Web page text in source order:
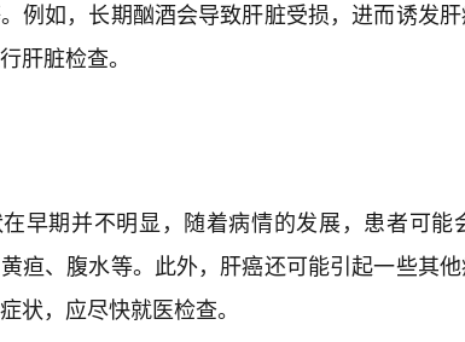
例如，长期酗酒会导致肝脏受损，进而诱发
肝脏检查。
早期并不明显，随着病情的发展，患者可能
疸、腹水等。此外，肝癌还可能引起一些其
状，应尽快就医检查。